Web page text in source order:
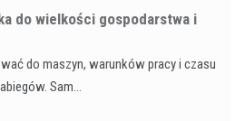
do wielkości gospodarstwa i
do maszyn, warunków pracy i czasu
Sam…